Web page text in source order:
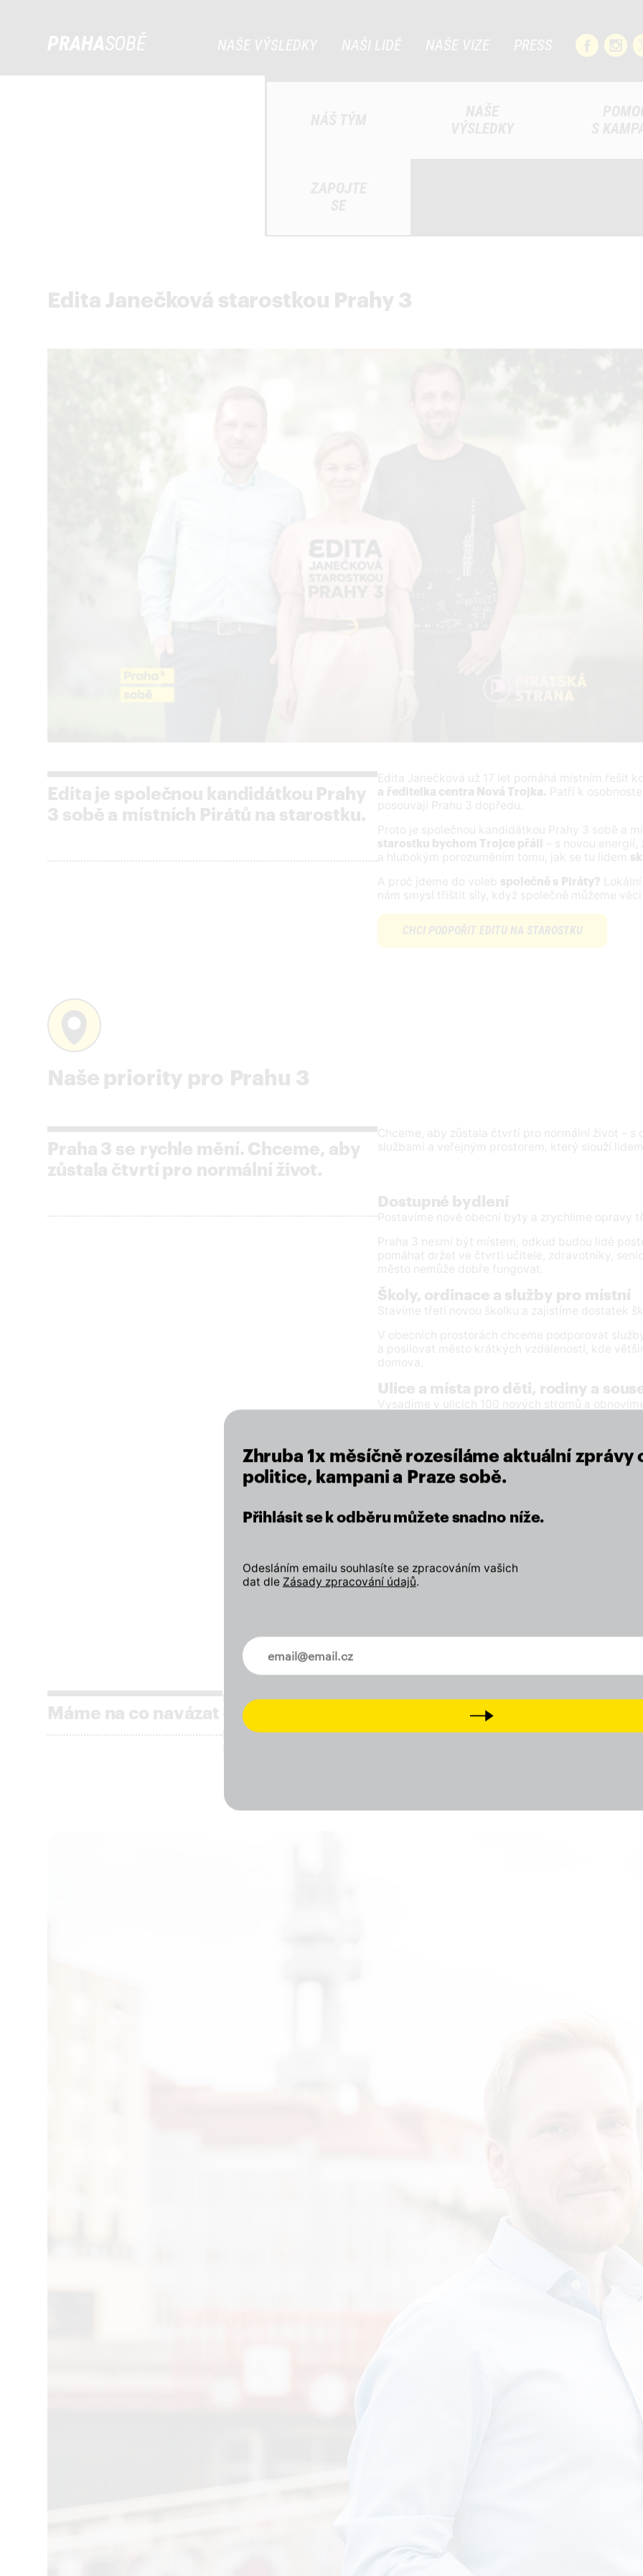
close
Zhruba 1x měsíčně rozesíláme aktuální zprávy
politice, kampani a Praze sobě.
Přihlásit se k odběru můžete snadno níže.
Odesláním emailu souhlasíte se zpracováním vašich
dat dle Zásady zpracování údajů.
Next
PRAHASOBĚ NAŠE VÝSLEDKY NAŠI LIDÉ NAŠE VIZE PRESS
Edita Janečková starostkou Prahy 3
Edita je společnou kandidátkou Prahy
3 sobě a místních Pirátů na starostku.
Edita Janečková už 17 let pomáhá místním řešit
a ředitelka centra Nová Trojka. Patří k
posouvají Prahu 3 dopředu.
Proto je společnou kandidátkou Prahy 3 sobě a
starostku bychom Trojce přáli
– s novou
a hlubokým porozuměním tomu, jak se tu lidem
A proč jdeme do voleb společně s Piráty?
nám smysl tříštit síly, když společně můžeme
CHCI PODPOŘIT EDITU NA STAROSTKU
Naše priority pro Prahu 3
Praha 3 se rychle mění. Chceme, aby
zůstala čtvrtí pro normální život.
Chceme, aby zůstala čtvrtí pro normální život – s
službami a veřejným prostorem, který slouží lidem.
Dostupné bydlení
Postavíme nové obecní byty a zrychlíme opravy
Praha 3 nesmí být místem, odkud budou lidé
pomáhat držet ve čtvrti učitele, zdravotníky,
město nemůže dobře fungovat.
Školy, ordinace a služby pro místní
Stavíme třetí novou školku a zajistíme dostatek
V obecních prostorách chceme podporovat
a posilovat město krátkých vzdáleností, kde
domova.
Ulice a místa pro děti, rodiny a
Vysadíme v ulicích 100 nových stromů a
Veřejný prostor nejsou jen náměstí opravovaná
ulice, nároží, malá náměstíčka a parky. Tato
zelenější a víc sloužila lidem.
ČÍST CELÝ PROGRAM
Vidíte to podobně? Pomozte nám změny prosadit.
Máme na co navázat
Praha 3 se po roce 2018 vydala jiným směrem. Transparentnějším,
zaměřeným na každodenní potřeby místních.
Díky práci Prahy 3 sobě, Pirátů, TOP/STAN a Zelených se podařilo posunout